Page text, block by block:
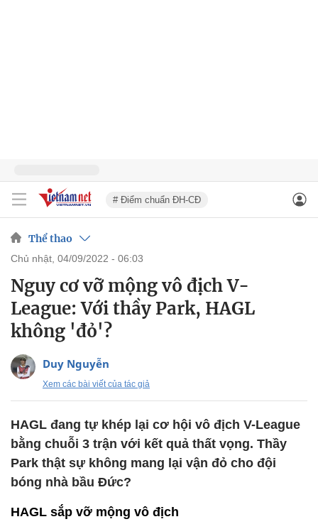
# Điểm chuẩn ĐH-CĐ
Thể thao
chủ nhật, 04/09/2022 - 06:03
Nguy cơ vỡ mộng vô địch V-
League: Với thầy Park, HAGL
không 'đỏ'?
Duy Nguyễn
Xem các bài viết của tác giả
HAGL đang tự khép lại cơ hội vô địch V-League
bằng chuỗi 3 trận với kết quả thất vọng. Thầy
Park thật sự không mang lại vận đỏ cho đội
bóng nhà bầu Đức?
HAGL sắp vỡ mộng vô địch